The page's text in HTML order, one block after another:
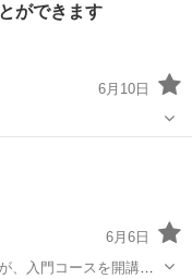
時間は参加者が相談し
ができます
6月10日
講
6月6日
、入門コースを開講し